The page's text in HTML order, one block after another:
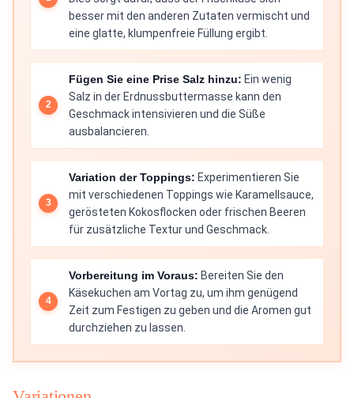
besser mit den anderen Zutaten vermischt und
eine glatte, klumpenfreie Füllung ergibt.
Fügen Sie eine Prise Salz hinzu: Ein wenig
Salz in der Erdnussbuttermasse kann den
Geschmack intensivieren und die Süße
ausbalancieren.
Variation der Toppings: Experimentieren Sie
mit verschiedenen Toppings wie Karamellsauce,
gerösteten Kokosflocken oder frischen Beeren
für zusätzliche Textur und Geschmack.
Vorbereitung im Voraus: Bereiten Sie den
Käsekuchen am Vortag zu, um ihm genügend
Zeit zum Festigen zu geben und die Aromen gut
durchziehen zu lassen.